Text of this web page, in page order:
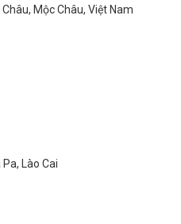
Mộc Châu, Việt Nam
Lào Cai